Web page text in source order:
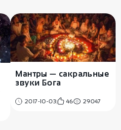
Мантры — сакральные
звуки Бога
2017-10-03 46 29047